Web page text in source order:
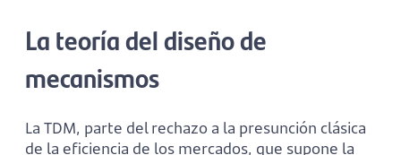
La teoría del diseño de
mecanismos
La TDM, parte del rechazo a la presunción clásica
de la eficiencia de los mercados, que supone la